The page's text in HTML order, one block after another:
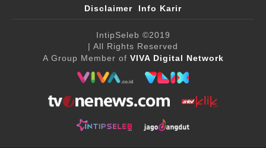
Disclaimer
Info Karir
IntipSeleb ©2019
| All Rights Reserved
A Group Member of VIVA Digital Network